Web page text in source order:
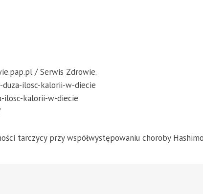
/ Serwis Zdrowie.
ilosc-kalorii-w-diecie
ilosc-kalorii-w-diecie
tarczycy przy współwystępowaniu choroby